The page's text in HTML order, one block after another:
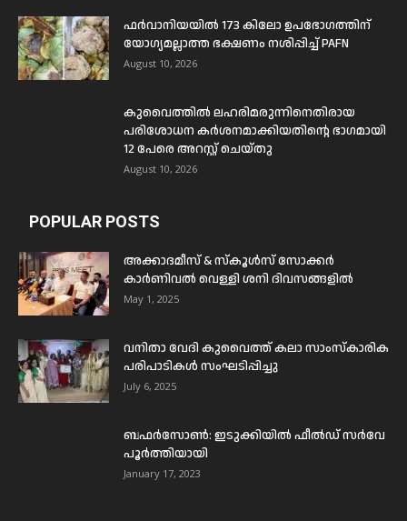
ഫർവാനിയയിൽ 173 കിലോ ഉപഭോഗത്തിന്
യോഗ്യമല്ലാത്ത ഭക്ഷണം നശിപ്പിച്ച് PAFN
August 10, 2026
കുവൈത്തിൽ ലഹരിമരുന്നിനെതിരായ
പരിശോധന കർശനമാക്കിയതിന്റെ ഭാഗമായി
12 പേരെ അറസ്റ്റ് ചെയ്തു
August 10, 2026
POPULAR POSTS
അക്കാദമീസ് & സ്കൂൾസ് സോക്കർ
കാർണിവൽ വെള്ളി ശനി ദിവസങ്ങളിൽ
May 1, 2025
വനിതാ വേദി കുവൈത്ത് കലാ സാംസ്കാരിക
പരിപാടികൾ സംഘടിപ്പിച്ചു
July 6, 2025
ബഫര്‍സോണ്‍: ഇടുക്കിയില്‍ ഫീല്‍ഡ് സര്‍വേ
പൂര്‍ത്തിയായി
January 17, 2023